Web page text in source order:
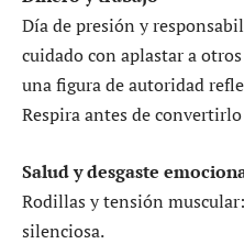
Día de presión y
cuidado con aplastar a
una figura de autoridad
Respira antes de
Salud y desgaste
Rodillas y tensión
silenciosa.